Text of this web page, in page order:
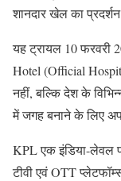
शानदार खेल का
यह ट्रायल 10 फरवरी
Hotel (Official
नहीं, बल्कि देश के
में जगह बनाने के लिए
KPL एक इंडिया-लेवल
टीवी एवं OTT